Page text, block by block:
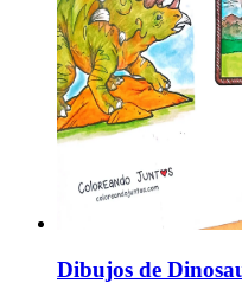
Dibujos de